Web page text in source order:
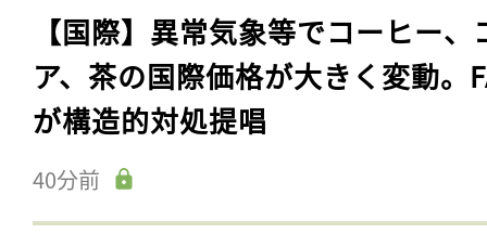
【国際】異常気象等でコーヒー、
ア、茶の国際価格が大きく変動。
が構造的対処提唱
40分前